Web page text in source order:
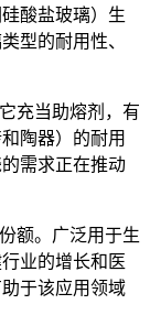
酸盐玻璃）生
型的耐用性、
充当助熔剂，有
陶器）的耐用
需求正在推动
额。广泛用于生
业的增长和医
于该应用领域